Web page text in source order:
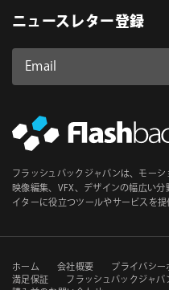
ニュースレター登録
Email
ス
必
須
フラッシュバックジャパンは、モーシ
映像編集、VFX、デザインの幅広い分
イターに役立つツールやサービスを提
セ
ホーム 会社概要 プライバシー
満足保証
フラッシュバックジャ